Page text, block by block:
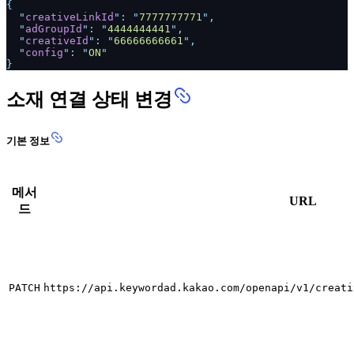
{
" creativeLinkId ": "7777777771 ",
" adGroupId ": "4444444441 ",
" creativeId ": "66666666661 ",
" config ": "ON "
}
소재 연결 상태 변경
기본 정보
메서
드
URL
PATCH https://api.keywordad.kakao.com/openapi/v1/